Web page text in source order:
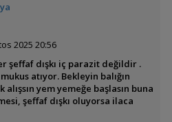
2025 20:56
şeffaf dışkı iç parazit değildir .
atıyor. Bekleyin balığın
yem yemeğe başlasın buna
şeffaf dışkı oluyorsa ilaca